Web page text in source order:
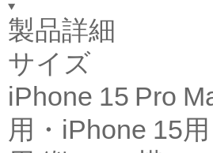
製品詳細
サイズ
iPhone 15 Pro
用・iPhone 15